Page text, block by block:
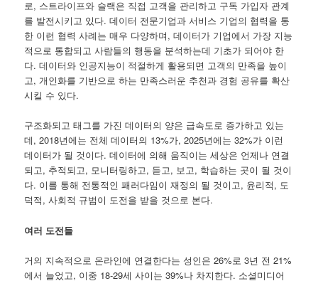
로, 스트라이프와 슬랙은 직접 고객을 관리하고 구독 가입자 관계
를 발전시키고 있다. 데이터 전문기업과 서비스 기업의 협력을 통
한 이런 협력 사례는 매우 다양하며, 데이터가 기업에서 가장 지능
적으로 통합되고 사람들의 행동을 분석하는데 기초가 되어야 한
다. 데이터와 인공지능이 적절하게 활용되면 고객의 만족을 높이
고, 개인화를 기반으로 하는 만족스러운 추천과 경험 공유를 확산
시킬 수 있다.
구조화되고 태그를 가진 데이터의 양은 급속도로 증가하고 있는
데, 2018년에는 전체 데이터의 13%가, 2025년에는 32%가 이런
데이터가 될 것이다. 데이터에 의해 움직이는 세상은 언제나 연결
되고, 추적되고, 모니터링하고, 듣고, 보고, 학습하는 곳이 될 것이
다. 이를 통해 전통적인 패러다임이 재정의 될 것이고, 윤리적, 도
덕적, 사회적 규범이 도전을 받을 것으로 본다.
여러 도전들
거의 지속적으로 온라인에 연결한다는 성인은 26%로 3년 전 21%
에서 늘었고, 이중 18-29세 사이는 39%나 차지한다. 소셜미디어